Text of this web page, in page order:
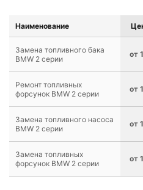
Наименование
Замена топливного бака
BMW 2 серии
от
Ремонт топливных
форсунок BMW 2 серии
от
Замена топливного насоса
BMW 2 серии
от
Замена топливных
форсунок BMW 2 серии
от